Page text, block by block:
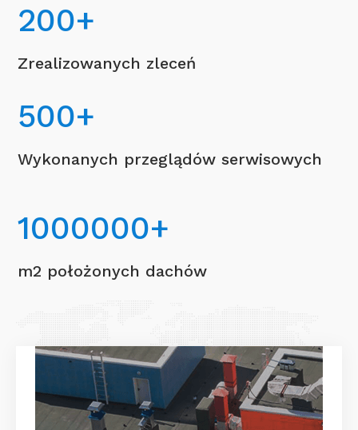
200+
Zrealizowanych zleceń
500+
Wykonanych przeglądów serwisowych
1000000+
m2 położonych dachów